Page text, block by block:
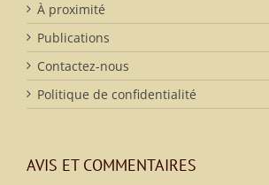
À proximité
Publications
Contactez-nous
Politique de confidentialité
AVIS ET COMMENTAIRES